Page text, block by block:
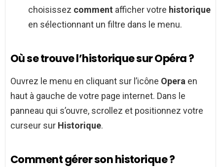
choisissez comment afficher votre historique
en sélectionnant un filtre dans le menu.
Où se trouve l’historique sur Opéra ?
Ouvrez le menu en cliquant sur l’icône Opera en
haut à gauche de votre page internet. Dans le
panneau qui s’ouvre, scrollez et positionnez votre
curseur sur Historique.
Comment gérer son historique ?